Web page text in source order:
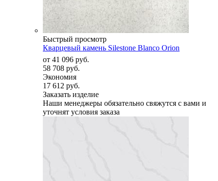
Быстрый просмотр
Кварцевый камень Silestone Blanco Orion
от 41 096 руб.
58 708 руб.
Экономия
17 612 руб.
Заказать изделие
Наши менеджеры обязательно свяжутся с вами и
уточнят условия заказа